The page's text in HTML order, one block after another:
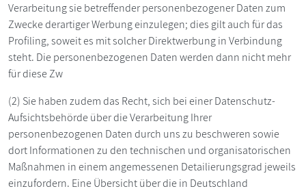
Verarbeitung sie betreffender personenbezogener Daten zum
Zwecke derartiger Werbung einzulegen; dies gilt auch für das
Profiling, soweit es mit solcher Direktwerbung in Verbindung
steht. Die personenbezogenen Daten werden dann nicht mehr
für diese Zw
(2) Sie haben zudem das Recht, sich bei einer Datenschutz-
Aufsichtsbehörde über die Verarbeitung Ihrer
personenbezogenen Daten durch uns zu beschweren sowie
dort Informationen zu den technischen und organisatorischen
Maßnahmen in einem angemessenen Detailierungsgrad jeweils
einzufordern. Eine Übersicht über die in Deutschland